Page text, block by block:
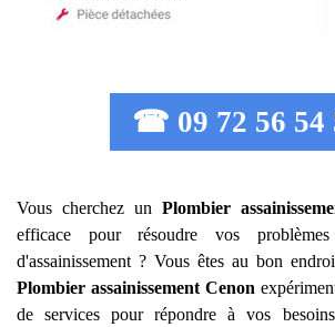
☎ 09 72 56 54
Vous cherchez un Plombier
efficace pour résoudre vos
d'assainissement ? Vous êtes au bon
Plombier assainissement Cenon
de services pour répondre à vos